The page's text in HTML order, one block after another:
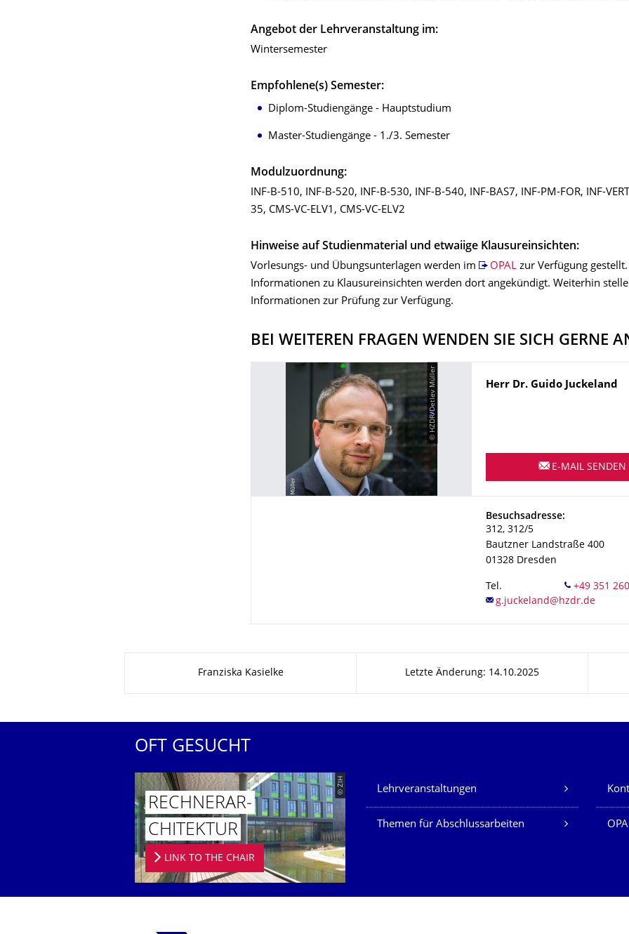
Angebot der Lehrveranstaltung im:
Wintersemester
Empfohlene(s) Semester:
Diplom-Studiengänge - Hauptstudium
Master-Studiengänge - 1./3. Semester
Modulzuordnung:
INF-B-510, INF-B-520, INF-B-530, INF-B-540, INF-BAS7, INF-PM-FOR, INF-
35, CMS-VC-ELV1, CMS-VC-ELV2
Hinweise auf Studienmaterial und etwaiige Klausureinsichten:
Vorlesungs- und Übungsunterlagen werden im
OPALzur Verfügung gestellt.
Informationen zu Klausureinsichten werden dort angekündigt. Weiterhin
Informationen zur Prüfung zur Verfügung.
BEI WEITEREN FRAGEN WENDEN SIE SICH GERNE
© HZDR/Detlev Müller Name
Herr Dr. Guido Juckeland
E-MAIL SENDEN
Adresse
Besuchsadresse:
312, 312/5
Bautzner Landstraße 400
01328 Dresden
Tel.
Franziska Kasielke Letzte Änderung: 14.10.2025
OFT GESUCHT
© ZIH
RECHNERAR­
CHITEKTUR
LINK TO THE CHAIR
Unsere Dienste
Lehrveranstaltungen
Themen für Abschlussarbeiten